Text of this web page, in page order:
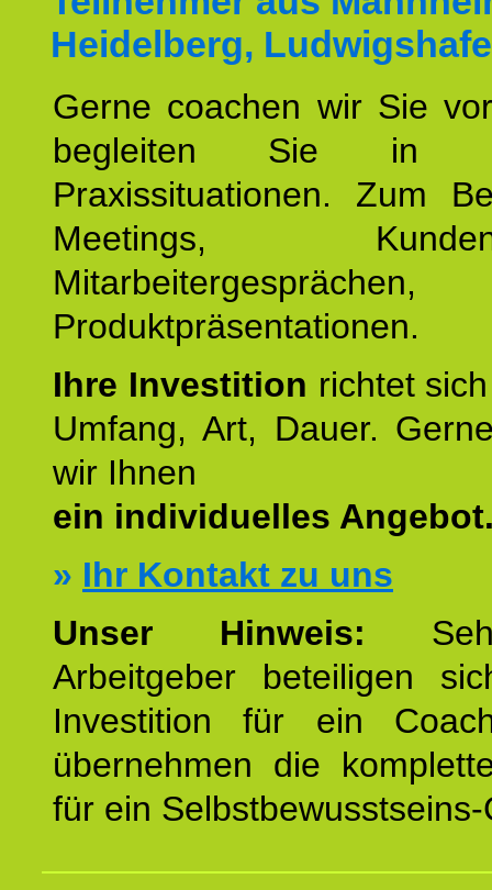
Heidelberg,
Gerne coachen wir Sie
begleiten Sie in
Praxissituationen. Zum
Meetings,
Mitarbeitergesprächen,
Produktpräsentationen.
Ihre Investition richtet
Umfang, Art, Dauer.
wir Ihnen
ein individuelles
» Ihr Kontakt zu uns
Unser Hinweis:
Arbeitgeber beteiligen
Investition für ein
übernehmen die
für ein